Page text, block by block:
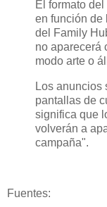
El formato
en función de
del Family
no aparecerá
modo arte o
Los anuncios
pantallas de
significa que
volverán a
campaña".
Fuentes: